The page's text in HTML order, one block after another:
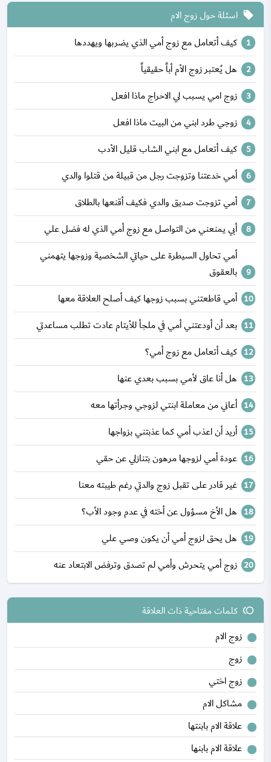
local_offer اسئلة حول زوج الام
كيف أتعامل مع زوج أمي الذي يضربها ويهددها
هل يُعتبر زوج الأم أباً حقيقياً
زوج امي يسبب لي الاحراج ماذا افعل
زوجي طرد ابني من البيت ماذا افعل
كيف أتعامل مع ابني الشاب قليل الأدب
أمي خدعتنا وتزوجت رجل من قبيلة من قتلوا والدي
أمي تزوجت صديق والدي فكيف أقنعها بالطلاق
أبي يمنعني من التواصل مع زوج أمي الذي له فضل علي
أمي تحاول السيطرة على حياتي الشخصية وزوجها يتهمني
بالعقوق
أمي قاطعتني بسبب زوجها كيف أصلح العلاقة معها
بعد أن أودعتني أمي في ملجأ للأيتام عادت تطلب مساعدتي
كيف أتعامل مع زوج أمي؟
هل أنا عاق لأمي بسبب بعدي عنها
أعاني من معاملة ابنتي لزوجي وجرأتها معه
أريد أن اعذب أمي كما عذبتني بزواجها
عودة أمي لزوجها مرهون بتنازلي عن حقي
غير قادر على تقبل زوج والدتي رغم طيبته معنا
هل الأخ مسؤول عن أخته في عدم وجود الأب؟
هل يحق لزوج أمي أن يكون وصي علي
زوج أمي يتحرش وأمي لم تصدق وترفض الابتعاد عنه
toll كلمات مفتاحية ذات العلاقة
زوج الام
زوج
زوج اختي
مشاكل الام
علاقة الام بابنتها
علاقة الام بابنها